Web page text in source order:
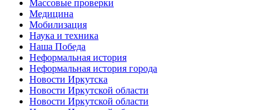
Массовые проверки
Медицина
Мобилизация
Наука и техника
Наша Победа
Неформальная история
Неформальная история города
Новости Иркутска
Новости Иркутской области
Новости Иркутской области